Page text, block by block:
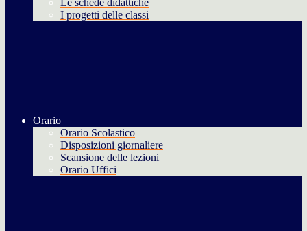
Le schede didattiche
I progetti delle classi
Orario
Orario Scolastico
Disposizioni giornaliere
Scansione delle lezioni
Orario Uffici